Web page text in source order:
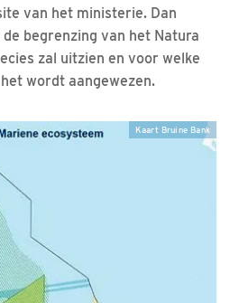
van het ministerie. Dan
begrenzing van het Natura
zal uitzien en voor welke
wordt aangewezen.
Kaart Bruine Bank